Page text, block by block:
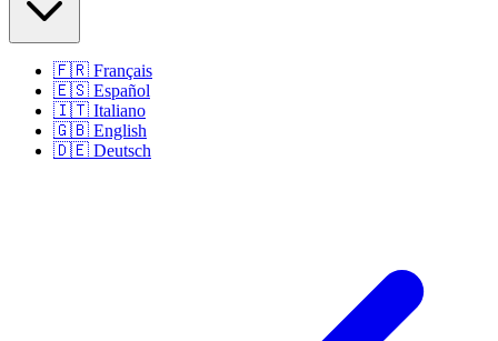
🇫🇷 Français
🇪🇸 Español
🇮🇹 Italiano
🇬🇧 English
🇩🇪 Deutsch